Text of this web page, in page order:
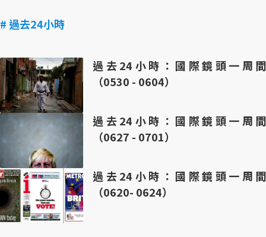
# 過去24小時
過去24小時：國際鏡頭一周間
（0530 - 0604）
過去24小時：國際鏡頭一周間
（0627 - 0701）
過去24小時：國際鏡頭一周間
（0620- 0624）